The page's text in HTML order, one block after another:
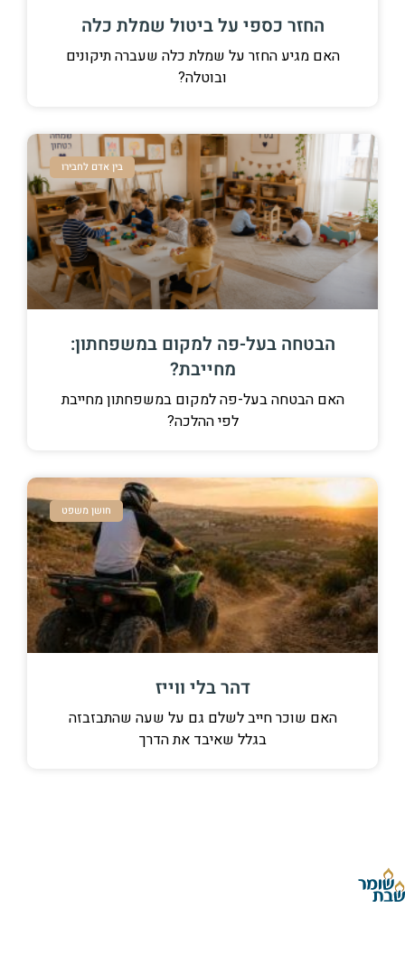
החזר כספי על ביטול שמלת כלה
האם מגיע החזר על שמלת כלה שעברה תיקונים
ובוטלה?
בין אדם לחבירו
הבטחה בעל-פה למקום במשפחתון:
מחייבת?
האם הבטחה בעל-פה למקום במשפחתון מחייבת
לפי ההלכה?
חושן משפט
דהר בלי ווייז
האם שוכר חייב לשלם גם על שעה שהתבזבזה
בגלל שאיבד את הדרך